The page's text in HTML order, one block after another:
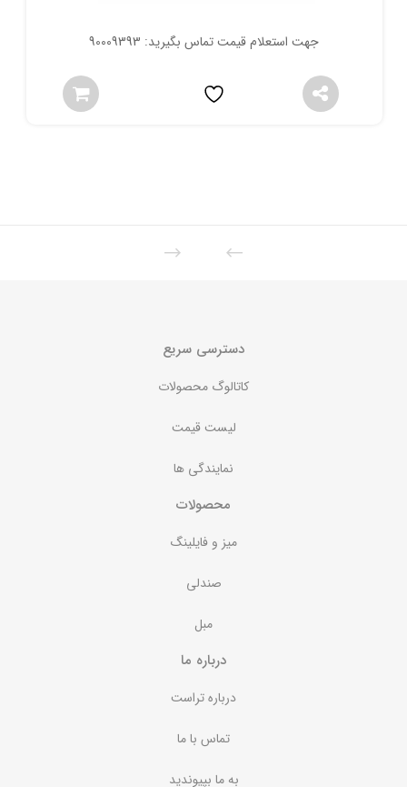
جهت استعلام قیمت تماس بگیرید: 90009393
دسترسی سریع
کاتالوگ محصولات
لیست قیمت
نمایندگی ها
محصولات
میز و فایلینگ
صندلی
مبل
درباره ما
درباره تراست
تماس با ما
به ما بپیوندید